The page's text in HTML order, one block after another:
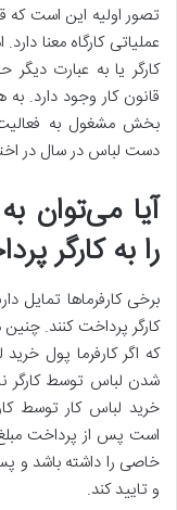
تصور اولیه این است
عملیاتی کارگاه معنا
کارگر یا به عبارت
قانون کار وجود دارد. به
بخش مشغول به فعالیت
دست لباس در سال در
آیا می‌توان
را به کارگر
برخی کارفرماها تمایل
کارگر پرداخت کنند.
که اگر کارفرما پول
شدن لباس توسط کارگر
خرید لباس کار توسط
است پس از پرداخت
خاصی را داشته باشد و
و تایید کند.